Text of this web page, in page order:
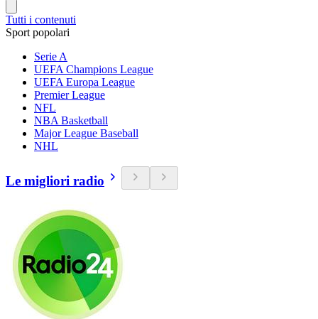
Tutti i contenuti
Sport popolari
Serie A
UEFA Champions League
UEFA Europa League
Premier League
NFL
NBA Basketball
Major League Baseball
NHL
Le migliori radio